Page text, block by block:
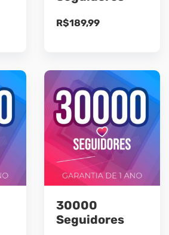
R$189,99
30000
Seguidores